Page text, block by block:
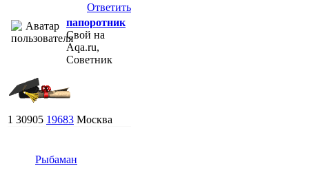
Ответить
папоротник
Свой на
Aqa.ru,
Советник
1 30905 19683 Москва
Рыбаман